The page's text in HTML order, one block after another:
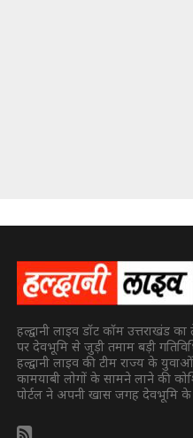
हल्द्वानी लाइव डॉट कॉम उत्तराखंड
पर देवभूमि से जुड़ी तमाम बड़ी
हल्द्वानी लाइव की टीम राज्य के
कामयाबी लोगों के सामने लाने की
पोर्टल ने अपनी खास जगह देवभूमि के